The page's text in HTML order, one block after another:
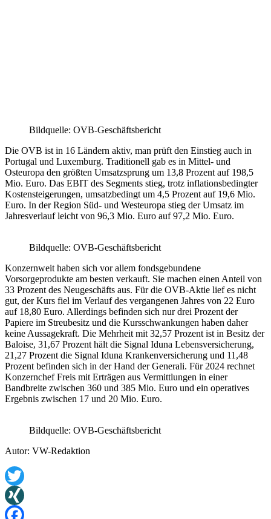
Bildquelle: OVB-Geschäftsbericht
Die OVB ist in 16 Ländern aktiv, man prüft den Einstieg auch in
Portugal und Luxemburg. Traditionell gab es in Mittel- und
Osteuropa den größten Umsatzsprung um 13,8 Prozent auf 198,5
Mio. Euro. Das EBIT des Segments stieg, trotz inflationsbedingter
Kostensteigerungen, umsatzbedingt um 4,5 Prozent auf 19,6 Mio.
Euro. In der Region Süd- und Westeuropa stieg der Umsatz im
Jahresverlauf leicht von 96,3 Mio. Euro auf 97,2 Mio. Euro.
Bildquelle: OVB-Geschäftsbericht
Konzernweit haben sich vor allem fondsgebundene
Vorsorgeprodukte am besten verkauft. Sie machen einen Anteil von
33 Prozent des Neugeschäfts aus. Für die OVB-Aktie lief es nicht
gut, der Kurs fiel im Verlauf des vergangenen Jahres von 22 Euro
auf 18,80 Euro. Allerdings befinden sich nur drei Prozent der
Papiere im Streubesitz und die Kursschwankungen haben daher
keine Aussagekraft. Die Mehrheit mit 32,57 Prozent ist in Besitz der
Baloise, 31,67 Prozent hält die Signal Iduna Lebensversicherung,
21,27 Prozent die Signal Iduna Krankenversicherung und 11,48
Prozent befinden sich in der Hand der Generali. Für 2024 rechnet
Konzernchef Freis mit Erträgen aus Vermittlungen in einer
Bandbreite zwischen 360 und 385 Mio. Euro und ein operatives
Ergebnis zwischen 17 und 20 Mio. Euro.
Bildquelle: OVB-Geschäftsbericht
Autor: VW-Redaktion
Twitter
XING